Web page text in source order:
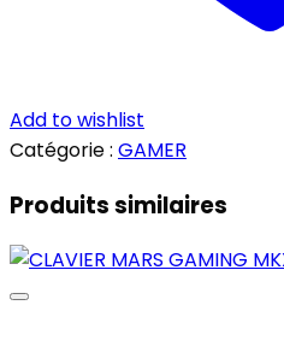
Add to wishlist
Catégorie : GAMER
Produits similaires